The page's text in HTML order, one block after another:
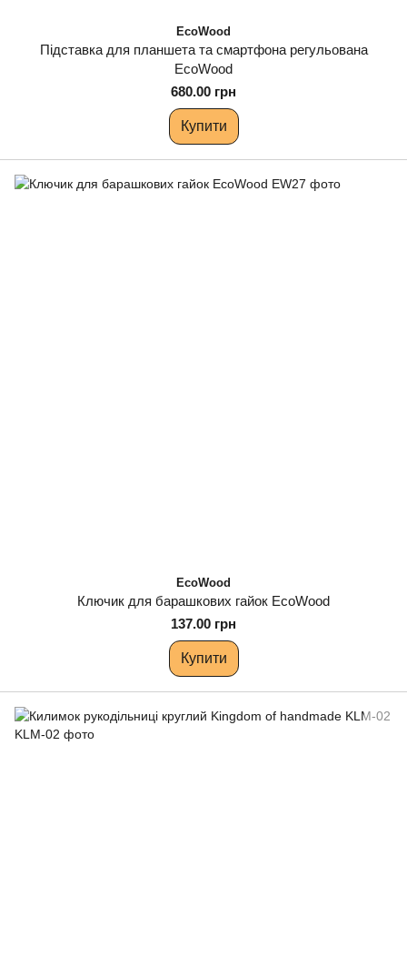
EcoWood
Підставка для планшета та смартфона регульована
EcoWood
680.00 грн
Купити
EcoWood
Ключик для барашкових гайок EcoWood
137.00 грн
Купити